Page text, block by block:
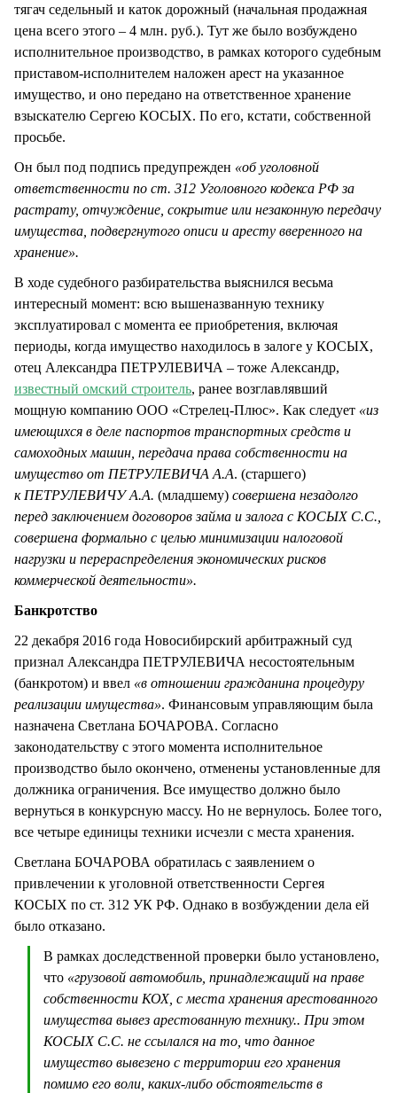
тягач седельный и каток дорожный (начальная продажная
цена всего этого – 4 млн. руб.). Тут же было возбуждено
исполнительное производство, в рамках которого судебным
приставом-исполнителем наложен арест на указанное
имущество, и оно передано на ответственное хранение
взыскателю Сергею КОСЫХ. По его, кстати, собственной
просьбе.
Он был под подпись предупрежден «об уголовной
ответственности по ст. 312 Уголовного кодекса РФ за
растрату, отчуждение, сокрытие или незаконную передачу
имущества, подвергнутого описи и аресту вверенного на
хранение».
В ходе судебного разбирательства выяснился весьма
интересный момент: всю вышеназванную технику
эксплуатировал с момента ее приобретения, включая
периоды, когда имущество находилось в залоге у КОСЫХ,
отец Александра ПЕТРУЛЕВИЧА – тоже Александр,
известный омский строитель, ранее возглавлявший
мощную компанию ООО «Стрелец-Плюс». Как следует «из
имеющихся в деле паспортов транспортных средств и
самоходных машин, передача права собственности на
имущество от ПЕТРУЛЕВИЧА А.А. (старшего)
к ПЕТРУЛЕВИЧУ А.А. (младшему) совершена незадолго
перед заключением договоров займа и залога с КОСЫХ С.С.,
совершена формально с целью минимизации налоговой
нагрузки и перераспределения экономических рисков
коммерческой деятельности».
Банкротство
22 декабря 2016 года Новосибирский арбитражный суд
признал Александра ПЕТРУЛЕВИЧА несостоятельным
(банкротом) и ввел «в отношении гражданина процедуру
реализации имущества». Финансовым управляющим была
назначена Светлана БОЧАРОВА. Согласно
законодательству с этого момента исполнительное
производство было окончено, отменены установленные для
должника ограничения. Все имущество должно было
вернуться в конкурсную массу. Но не вернулось. Более того,
все четыре единицы техники исчезли с места хранения.
Светлана БОЧАРОВА обратилась с заявлением о
привлечении к уголовной ответственности Сергея
КОСЫХ по ст. 312 УК РФ. Однако в возбуждении дела ей
было отказано.
В рамках доследственной проверки было установлено,
что «грузовой автомобиль, принадлежащий на праве
собственности КОХ, с места хранения арестованного
имущества вывез арестованную технику.. При этом
КОСЫХ С.С. не ссылался на то, что данное
имущество вывезено с территории его хранения
помимо его воли, каких-либо обстоятельств в